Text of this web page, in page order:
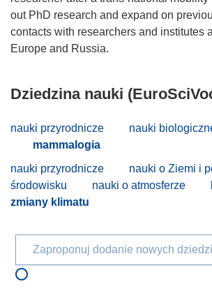
out PhD research and expand on
contacts with researchers and institutes
Dziedzina nauki
nauki przyrodnicze nauki
mammalogia
nauki przyrodnicze
nauki o Ziemi i
środowisku
nauki o atmosferze
zmiany klimatu
Zaproponuj dodanie nowych